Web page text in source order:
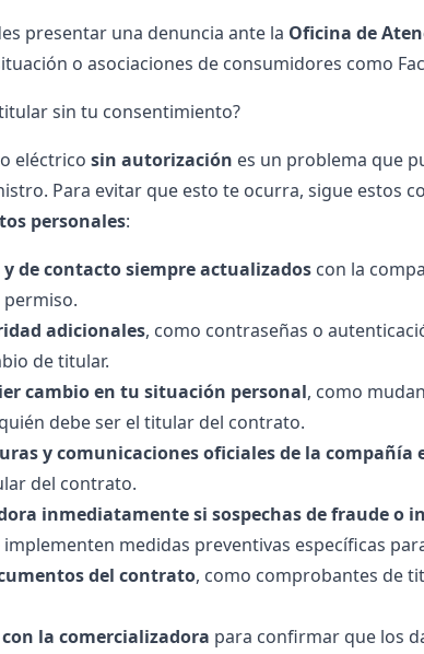
presentar una denuncia ante la Oficina de
o asociaciones de consumidores como
sin tu consentimiento?
eléctrico sin autorización es un problema que
Para evitar que esto te ocurra, sigue estos
personales:
de contacto siempre actualizadoscon la
adicionales, como contraseñas o
de titular.
cambio en tu situación personal, como
debe ser el titular del contrato.
y comunicaciones oficiales de la compañía
del contrato.
inmediatamente si sospechas de fraude o
medidas preventivas específicas
del contrato, como comprobantes de
la comercializadora para confirmar que los